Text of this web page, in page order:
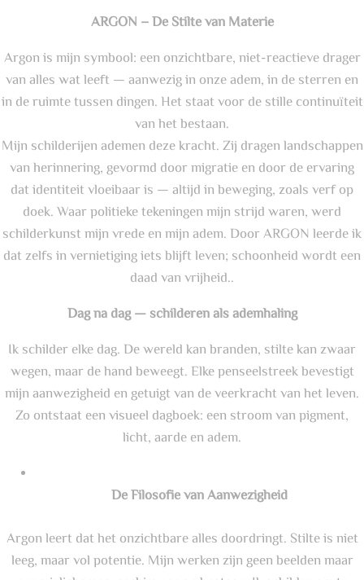
ARGON – De Stilte van Materie
Argon is mijn symbool: een onzichtbare, niet-reactieve drager
van alles wat leeft — aanwezig in onze adem, in de sterren en
in de ruimte tussen dingen. Het staat voor de stille continuïteit
van het bestaan.
Mijn schilderijen ademen deze kracht. Zij dragen landschappen
van herinnering, gevormd door migratie en door de ervaring
dat identiteit vloeibaar is — altijd in beweging, zoals verf op
doek. Waar politieke tekeningen mijn strijd waren, werd
schilderkunst mijn vrede en mijn adem. Door ARGON leerde ik
dat zelfs in vernietiging iets blijft leven; schoonheid wordt een
daad van vrijheid..
Dag na dag — schilderen als ademhaling
Ik schilder elke dag. De wereld kan branden, stilte kan zwaar
wegen, maar de hand beweegt. Elke penseelstreek bevestigt
mijn aanwezigheid en getuigt van de veerkracht van het leven.
Zo ontstaat een visueel dagboek: een stroom van pigment,
licht, aarde en adem.
De Filosofie van Aanwezigheid
Argon leert dat het onzichtbare alles doordringt. Stilte is niet
leeg, maar vol potentie. Mijn werken zijn geen beelden maar